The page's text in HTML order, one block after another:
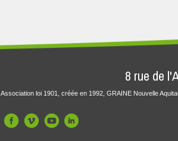
8 rue de
Association loi 1901, créée en 1992, GRAINE Nouvelle